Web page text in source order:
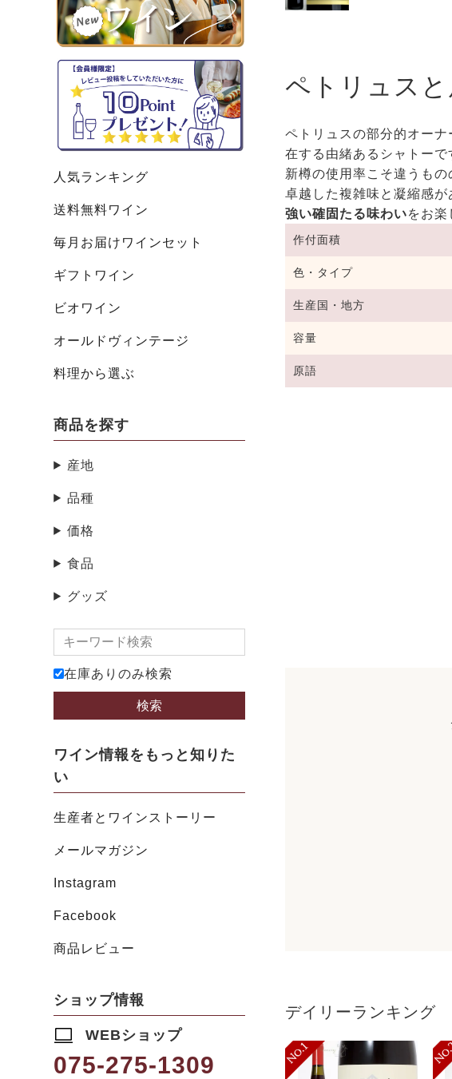
人気ランキング
送料無料ワイン
毎月お届けワインセット
ギフトワイン
ビオワイン
オールドヴィンテージ
料理から選ぶ
商品を探す
産地
品種
価格
食品
グッズ
在庫ありのみ検索
検索
ワイン情報をもっと知りた
い
生産者とワインストーリー
メールマガジン
Instagram
Facebook
商品レビュー
ショップ情報
WEBショップ
075-275-1309
ペトリュス
ペトリュスの部分的オー
在する由緒あるシャトーで
新樽の使用率こそ違うもの
卓越した複雑味と凝縮感が
強い確固たる味わいをお楽
作付面積
色・タイプ
生産国・地方
容量
原語
デイリーランキング